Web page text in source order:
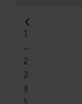
1
...
2
3
4
5